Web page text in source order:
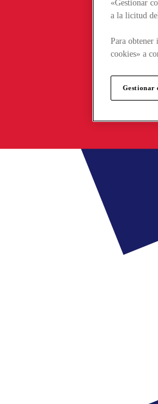
«Gestionar
a la licitud
Para obtener
cookies» a
Gestionar